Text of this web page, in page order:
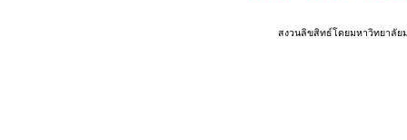
สงวนลิขสิทธ์โดยมหาวิทยาลั